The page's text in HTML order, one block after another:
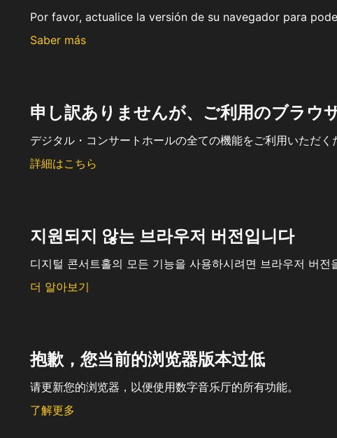
Por favor, actualice la versión de su navegador para
Saber más
申し訳ありませんが、ご利用のブラウ
デジタル・コンサートホールの全ての機能をご利用いただく
詳細はこちら
지원되지 않는 브라우저 버전입니다
디지털 콘서트홀의 모든 기능을 사용하시려면 브라우저 버전
더 알아보기
抱歉，您当前的浏览器版本过低
请更新您的浏览器，以便使用数字音乐厅的所有功能。
了解更多